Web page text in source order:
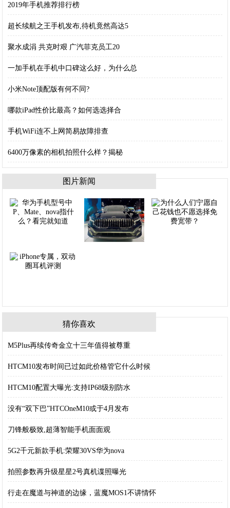
2019年手机推荐排行榜
超长续航之王手机发布,待机竟然高达5
聚水成涓 共克时艰 广汽菲克员工20
一加手机在手机中口碑这么好，为什么总
小米Note顶配版有何不同?
哪款iPad性价比最高？如何选选择合
手机WiFi连不上网简易故障排查
6400万像素的相机拍照什么样？揭秘
图片新闻
猜你喜欢
M5Plus再续传奇金立十三年值得被尊重
HTCM10发布时间已过如此价格管它什么时候
HTCM10配置大曝光:支持IP68级别防水
没有“双下巴”HTCOneM10或于4月发布
刀锋般极致,超薄智能手机面面观
5G2千元新款手机:荣耀30VS华为nova
拍照参数再升级星星2号真机谍照曝光
行走在魔道与神道的边缘，蓝魔MOS1不讲情怀